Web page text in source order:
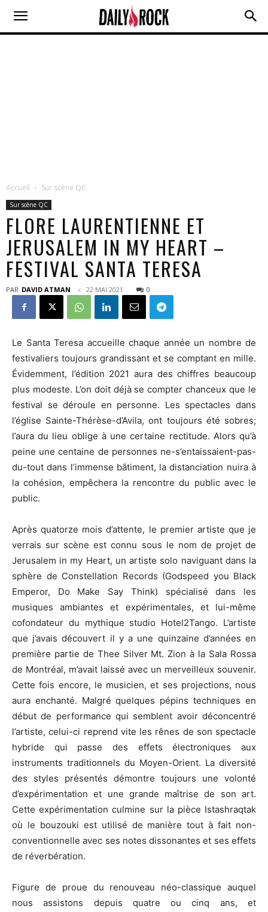
Accueil Sur scène QC
Sur scène QC
FLORE LAURENTIENNE ET
JERUSALEM IN MY HEART –
FESTIVAL SANTA TERESA
PAR DAVID ATMAN 22 MAI 2021 0
Le Santa Teresa accueille chaque année un nombre de
festivaliers toujours grandissant et se comptant en mille.
Évidemment, l’édition 2021 aura des chiffres beaucoup
plus modeste. L’on doit déjà se compter chanceux que le
festival se déroule en personne. Les spectacles dans
l’église Sainte-Thérèse-d’Avila, ont toujours été sobres;
l’aura du lieu oblige à une certaine rectitude. Alors qu’à
peine une centaine de personnes ne-s’entaissaient-pas-
du-tout dans l’immense bâtiment, la distanciation nuira à
la cohésion, empêchera la rencontre du public avec le
public.
Après quatorze mois d’attente, le premier artiste que je
verrais sur scène est connu sous le nom de projet de
Jerusalem in my Heart, un artiste solo naviguant dans la
sphère de Constellation Records (Godspeed you Black
Emperor, Do Make Say Think) spécialisé dans les
musiques ambiantes et expérimentales, et lui-même
cofondateur du mythique studio Hotel2Tango. L’artiste
que j’avais découvert il y a une quinzaine d’années en
première partie de Thee Silver Mt. Zion à la Sala Rossa
de Montréal, m’avait laissé avec un merveilleux souvenir.
Cette fois encore, le musicien, et ses projections, nous
aura enchanté. Malgré quelques pépins techniques en
début de performance qui semblent avoir déconcentré
l’artiste, celui-ci reprend vite les rênes de son spectacle
hybride qui passe des effets électroniques aux
instruments traditionnels du Moyen-Orient. La diversité
des styles présentés démontre toujours une volonté
d’expérimentation et une grande maîtrise de son art.
Cette expérimentation culmine sur la pièce Istashraqtak
où le bouzouki est utilisé de manière tout à fait non-
conventionnelle avec ses notes dissonantes et ses effets
de réverbération.
Figure de proue du renouveau néo-classique auquel
nous assistons depuis quatre ou cinq ans, et